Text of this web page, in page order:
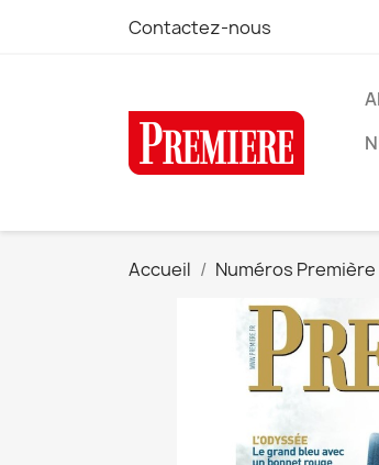
Contactez-nous
Accueil Numéros Première